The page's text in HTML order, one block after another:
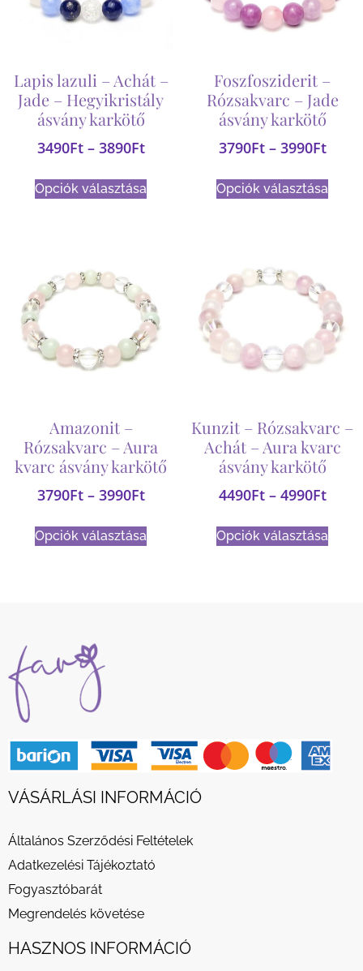
Lapis lazuli – Achát –
Jade – Hegyikristály
ásvány karkötő
3490Ft – 3890Ft
Opciók választása
Foszfosziderit –
Rózsakvarc – Jade
ásvány karkötő
3790Ft – 3990Ft
Opciók választása
Amazonit –
Rózsakvarc – Aura
kvarc ásvány karkötő
3790Ft – 3990Ft
Opciók választása
Kunzit – Rózsakvarc –
Achát – Aura kvarc
ásvány karkötő
4490Ft – 4990Ft
Opciók választása
VÁSÁRLÁSI INFORMÁCIÓ
Általános Szerződési Feltételek
Adatkezelési Tájékoztató
Fogyasztóbarát
Megrendelés követése
HASZNOS INFORMÁCIÓ